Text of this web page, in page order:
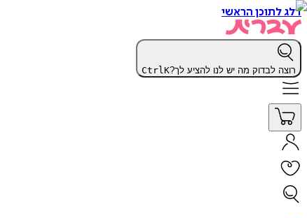
דלג לתוכן הראשי
רוצה לבדוק מה יש לנו להציע לך? CtrlK